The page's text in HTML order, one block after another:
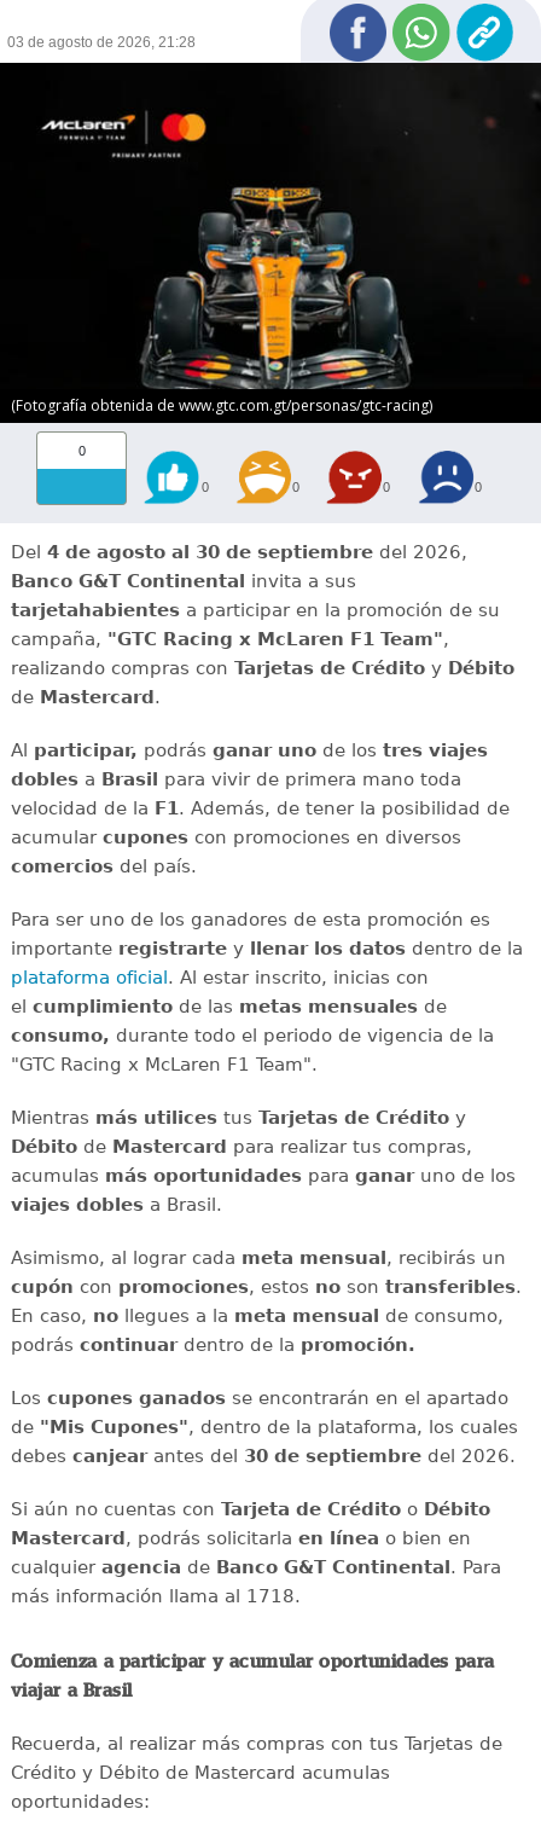
03 de agosto de 2026, 21:28
(Fotografía obtenida de www.gtc.com.gt/personas/gtc-racing)
0
0 0 0 0
Del 4 de agosto al 30 de septiembredel 2026,
Banco G&T Continental invita a sus
tarjetahabientesa participar en la promoción de su
campaña, "GTC Racing x McLaren F1 Team",
realizando compras con Tarjetas de Créditoy Débito
deMastercard.
Al participar, podrás ganar unode los tres viajes
doblesa Brasil para vivir de primera mano toda
velocidad de la F1. Además, de tener la posibilidad de
acumular cuponescon promociones en diversos
comerciosdel país.
Para ser uno de los ganadores de esta promoción es
importante registrarteyllenar los datosdentro de la
plataforma oficial. Al estar inscrito, inicias con
el cumplimientode las metas mensualesde
consumo, durante todo el periodo de vigencia de la
"GTC Racing x McLaren F1 Team".
Mientras más utilices tus Tarjetas de Créditoy
Débitode Mastercard para realizar tus compras,
acumulas más oportunidadespara ganaruno de los
viajes doblesa Brasil.
Asimismo, al lograr cada meta mensual, recibirás un
cupón con promociones, estos noson transferibles.
En caso, nollegues a la meta mensual de consumo,
podrás continuardentro de la promoción.
Los cupones ganadosse encontrarán en el apartado
de "Mis Cupones", dentro de la plataforma, los cuales
debes canjear antes del 30 de septiembredel 2026.
Si aún no cuentas con Tarjeta de Créditoo Débito
Mastercard, podrás solicitarla en línea o bien en
cualquieragencia de Banco G&T Continental. Para
más información llama al 1718.
Comienza a participar y acumular oportunidades para
viajar a Brasil
Recuerda, al realizar más compras con tus Tarjetas de
Crédito y Débito de Mastercard acumulas
oportunidades: